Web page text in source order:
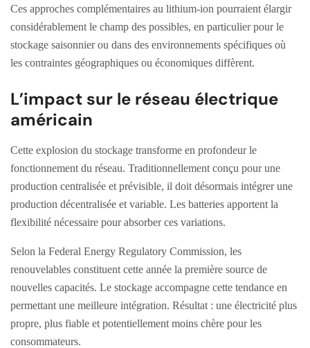
Ces approches complémentaires au lithium-ion pourraient élargir
considérablement le champ des possibles, en particulier pour le
stockage saisonnier ou dans des environnements spécifiques où
les contraintes géographiques ou économiques diffèrent.
L’impact sur le réseau électrique
américain
Cette explosion du stockage transforme en profondeur le
fonctionnement du réseau. Traditionnellement conçu pour une
production centralisée et prévisible, il doit désormais intégrer une
production décentralisée et variable. Les batteries apportent la
flexibilité nécessaire pour absorber ces variations.
Selon la Federal Energy Regulatory Commission, les
renouvelables constituent cette année la première source de
nouvelles capacités. Le stockage accompagne cette tendance en
permettant une meilleure intégration. Résultat : une électricité plus
propre, plus fiable et potentiellement moins chère pour les
consommateurs.